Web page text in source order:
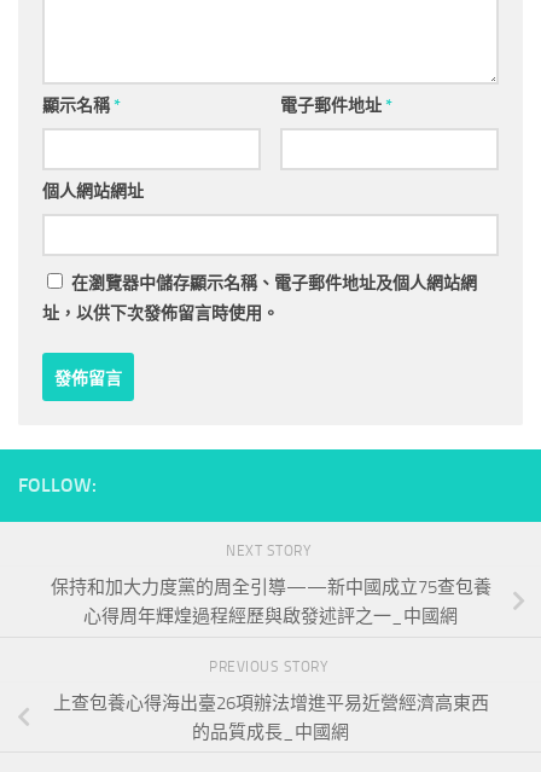
顯示名稱* 電子郵件地址*
個人網站網址
在瀏覽器中儲存顯示名稱、電子郵件地址及個人網站網
址，以供下次發佈留言時使用。
FOLLOW:
NEXT STORY
保持和加大力度黨的周全引導——新中國成立75查包養
心得周年輝煌過程經歷與啟發述評之一_中國網
PREVIOUS STORY
上查包養心得海出臺26項辦法增進平易近營經濟高東西
的品質成長_中國網